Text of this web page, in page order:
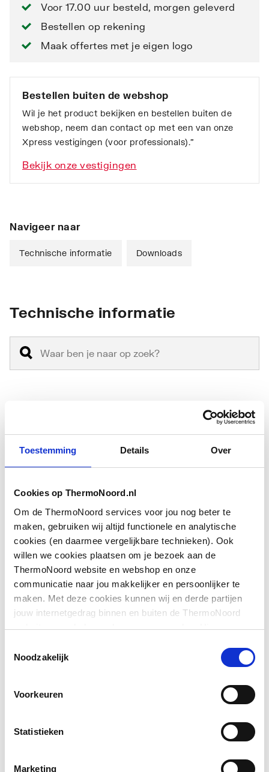
Toestemming Details Over
Cookies op ThermoNoord.nl
Om de ThermoNoord services voor jou nog beter te
maken, gebruiken wij altijd functionele en analytische
cookies (en daarmee vergelijkbare technieken). Ook
willen we cookies plaatsen om je bezoek aan de
ThermoNoord website en webshop en onze
communicatie naar jou makkelijker en persoonlijker te
maken. Met deze cookies kunnen wij en derde partijen
jouw internetgedrag binnen en buiten de ThermoNoord
website en webshop volgen en verzamelen. Hiermee
communicatie aan jouw interesses aan. We slaan je
Noodzakelijk
Voorkeuren
Statistieken
Marketing
Voor 17.00 uur besteld, morgen geleverd
Bestellen op rekening
Maak offertes met je eigen logo
Bestellen buiten de webshop
Wil je het product bekijken en bestellen buiten de
webshop, neem dan contact op met een van onze
Xpress vestigingen (voor professionals).”
Bekijk onze vestigingen
Navigeer naar
Technische informatie Downloads
Technische informatie
Geschikt voor
Nee
Geschikt voor montage
Ja
Geschikt voor montage
op douchebak
Ja
Geschikt voor montage
op tegelvloer
Ja
Geschikt voor
nismontage
Ja
Glas-/kunststofdecor
Inbouwbreedte deur
Inbouwbreedte deur
Toon meer
Downloads
Sfeerbeeldimage/jpeg, 307 KB